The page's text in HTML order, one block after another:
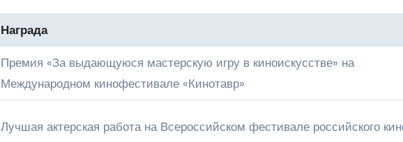
Награда
Премия «За выдающуюся мастерскую игру в киноискусстве» на
Международном кинофестивале «Кинотавр»
Лучшая актерская работа на Всероссийском фестивале российского